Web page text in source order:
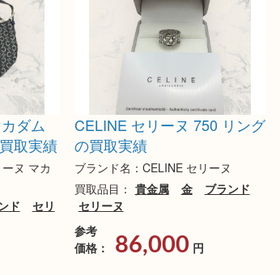
ダム
取実績
ヌ マカ
ド
セリ
CELINE セリーヌ 750 リング
の買取実績
ブランド名：CELINE セリーヌ
買取品目： 貴金属 金
ブランド
セリーヌ
参考
価格：
86,000 円